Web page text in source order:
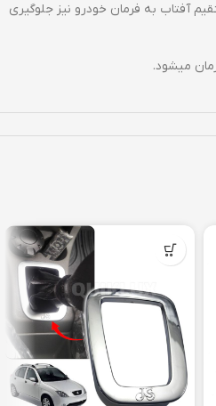
آفتاب به فرمان خودرو نیز جلوگیری
میشود.